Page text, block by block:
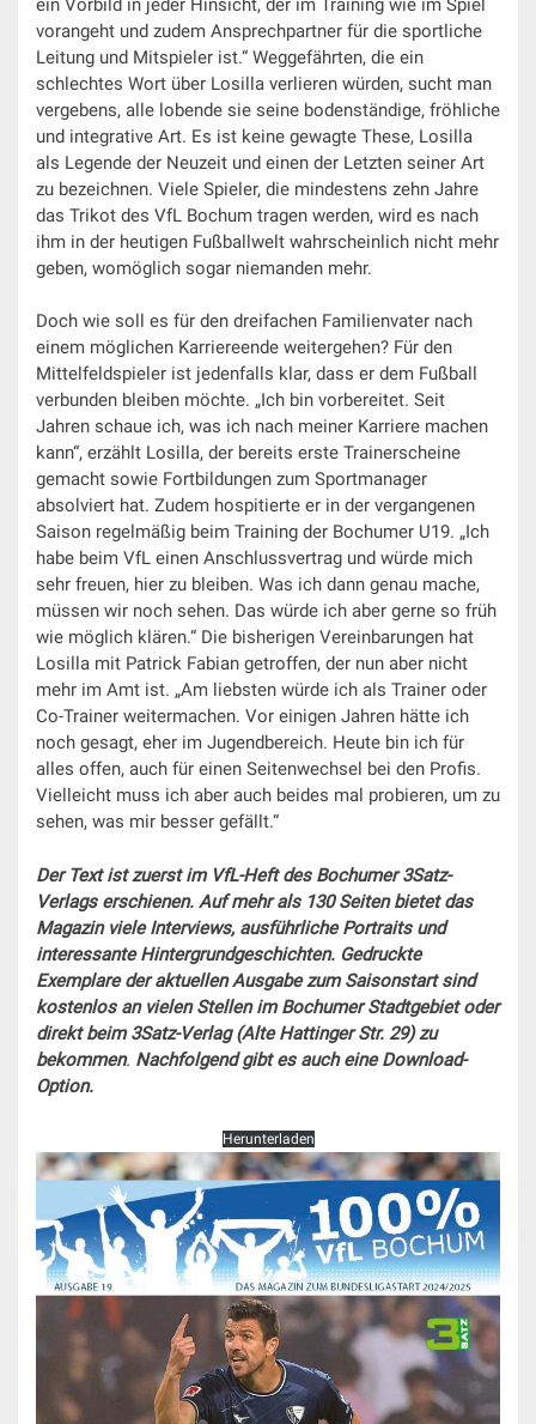
ein Vorbild in jeder Hinsicht, der im Training wie im Spiel
vorangeht und zudem Ansprechpartner für die sportliche
Leitung und Mitspieler ist.“ Weggefährten, die ein
schlechtes Wort über Losilla verlieren würden, sucht man
vergebens, alle lobende sie seine bodenständige, fröhliche
und integrative Art. Es ist keine gewagte These, Losilla
als Legende der Neuzeit und einen der Letzten seiner Art
zu bezeichnen. Viele Spieler, die mindestens zehn Jahre
das Trikot des VfL Bochum tragen werden, wird es nach
ihm in der heutigen Fußballwelt wahrscheinlich nicht mehr
geben, womöglich sogar niemanden mehr.
Doch wie soll es für den dreifachen Familienvater nach
einem möglichen Karriereende weitergehen? Für den
Mittelfeldspieler ist jedenfalls klar, dass er dem Fußball
verbunden bleiben möchte. „Ich bin vorbereitet. Seit
Jahren schaue ich, was ich nach meiner Karriere machen
kann“, erzählt Losilla, der bereits erste Trainerscheine
gemacht sowie Fortbildungen zum Sportmanager
absolviert hat. Zudem hospitierte er in der vergangenen
Saison regelmäßig beim Training der Bochumer U19. „Ich
habe beim VfL einen Anschlussvertrag und würde mich
sehr freuen, hier zu bleiben. Was ich dann genau mache,
müssen wir noch sehen. Das würde ich aber gerne so früh
wie möglich klären.“ Die bisherigen Vereinbarungen hat
Losilla mit Patrick Fabian getroffen, der nun aber nicht
mehr im Amt ist. „Am liebsten würde ich als Trainer oder
Co-Trainer weitermachen. Vor einigen Jahren hätte ich
noch gesagt, eher im Jugendbereich. Heute bin ich für
alles offen, auch für einen Seitenwechsel bei den Profis.
Vielleicht muss ich aber auch beides mal probieren, um zu
sehen, was mir besser gefällt.“
Der Textist zuerstim VfL-Heft des Bochumer 3Satz-
Verlags erschienen. Auf mehr als 130 Seiten bietet das
Magazin viele Interviews, ausführliche Portraits und
interessante Hintergrundgeschichten. Gedruckte
Exemplare der aktuellen Ausgabe zum Saisonstart sind
kostenlos an vielen Stellen im Bochumer Stadtgebiet oder
direkt beim 3Satz-Verlag (Alte Hattinger Str. 29) zu
bekommen. Nachfolgend gibt es auch eine Download-
Option.
Herunterladen